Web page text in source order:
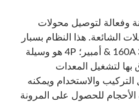
وفعالة لتوصيل محولات
الشائعة. هذا النظام بسبار
مرنة، محول قاطع الدائرة، 160A 3P & أمبير؛ 4P هو وسيلة
بها لتشغيل المعدات
التركيب والاستخدام ويمكنه
للحصول على المرونة